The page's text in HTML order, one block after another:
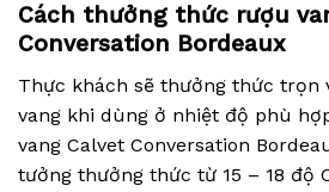
Cách thưởng thức rượu
Conversation Bordeaux
Thực khách sẽ thưởng thức trọn
vang khi dùng ở nhiệt độ phù
vang Calvet Conversation
tưởng thưởng thức từ 15 – 18 độ